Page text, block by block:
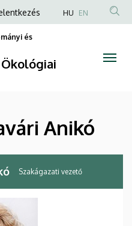
HU EN
és
Anikó
Szakágazati vezető